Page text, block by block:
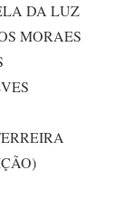
DA LUZ
MORAES